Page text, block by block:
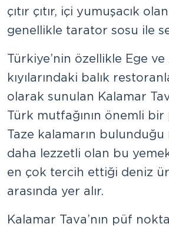
çıtır çıtır, içi yumuşacık
genellikle tarator sosu ile
Türkiye’nin özellikle Ege
kıyılarındaki balık
olarak sunulan Kalamar
Türk mutfağının önemli bir
Taze kalamarın bulunduğu
daha lezzetli olan bu
en çok tercih ettiği deniz
arasında yer alır.
Kalamar Tava’nın püf